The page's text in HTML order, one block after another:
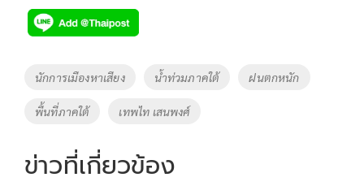
Tags
นักการเมืองหาเสียง น้ำท่วมภาคใต้ ฝนตกหนัก
พื้นที่ภาคใต้ เทพไท เสนพงศ์
ข่าวที่เกี่ยวข้อง